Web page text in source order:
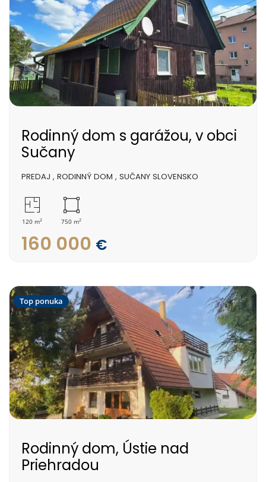
Rodinný dom s garážou, v obci
Sučany
PREDAJ , RODINNÝ DOM , SUČANY SLOVENSKO
120 m2 750 m2
160 000 €
Top ponuka
Rodinný dom, Ústie nad
Priehradou